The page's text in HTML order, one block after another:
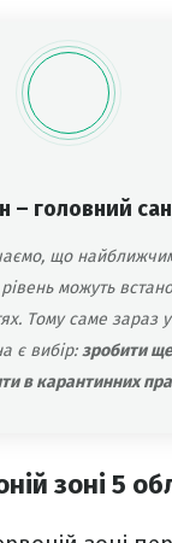
– головний
що
можуть
Тому саме зараз
є вибір:зробити
в карантинних
зоні 5